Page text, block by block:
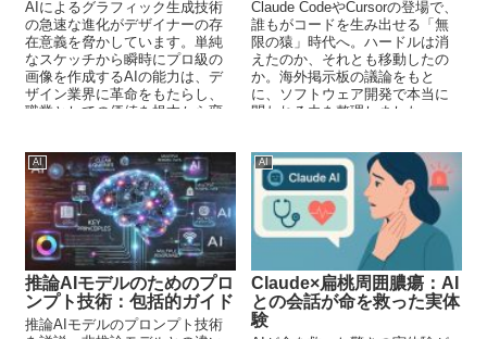
AIによるグラフィック生成技術
の急速な進化がデザイナーの存
在意義を脅かしています。単純
なスケッチから瞬時にプロ級の
画像を作成するAIの能力は、デ
ザイン業界に革命をもたらし、
職業としての価値を根本から変
Claude CodeやCursorの登場で、
誰もがコードを生み出せる「無
限の猿」時代へ。ハードルは消
えたのか、それとも移動したの
か。海外掲示板の議論をもと
に、ソフトウェア開発で本当に
問われる力を整理しました。
AI
推論AIモデルのためのプロ
ンプト技術：包括的ガイド
推論AIモデルのプロンプト技術
AI
Claude×扁桃周囲膿瘍：AI
との会話が命を救った実体
験